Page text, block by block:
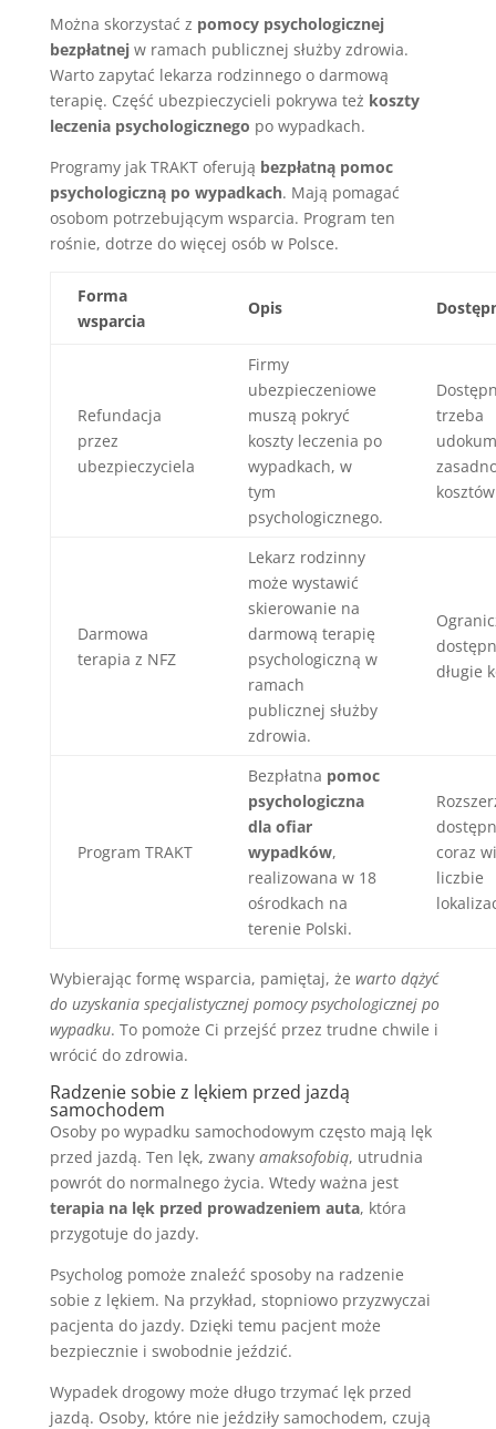
Można skorzystać z pomocy psychologicznej
bezpłatnejw ramach publicznej służby zdrowia.
Warto zapytać lekarza rodzinnego o darmową
terapię. Część ubezpieczycieli pokrywa też koszty
leczenia psychologicznego po wypadkach.
Programy jak TRAKT oferują bezpłatną pomoc
psychologiczną po wypadkach. Mają pomagać
osobom potrzebującym wsparcia. Program ten
rośnie, dotrze do więcej osób w Polsce.
Forma
wsparcia
Opis
Refundacja
przez
ubezpieczyciela
Firmy
ubezpieczeniowe
muszą pokryć
koszty leczenia po
wypadkach, w
tym
psychologicznego.
trzeba
Darmowa
terapia z NFZ
Lekarz rodzinny
może wystawić
skierowanie na
darmową terapię
psychologiczną w
ramach
publicznej służby
zdrowia.
długie
Program TRAKT
Bezpłatna pomoc
psychologiczna
dla ofiar
wypadków,
realizowana w 18
ośrodkach na
terenie Polski.
coraz
liczbie
Wybierając formę wsparcia, pamiętaj, że warto dążyć
do uzyskania specjalistycznej pomocy psychologicznej po
wypadku. To pomoże Ci przejść przez trudne chwile i
wrócić do zdrowia.
Radzenie sobie z lękiem przed jazdą
samochodem
Osoby po wypadku samochodowym często mają lęk
przed jazdą. Ten lęk, zwany amaksofobią, utrudnia
powrót do normalnego życia. Wtedy ważna jest
terapia na lęk przed prowadzeniem auta, która
przygotuje do jazdy.
Psycholog pomoże znaleźć sposoby na radzenie
sobie z lękiem. Na przykład, stopniowo przyzwyczai
pacjenta do jazdy. Dzięki temu pacjent może
bezpiecznie i swobodnie jeździć.
Wypadek drogowy może długo trzymać lęk przed
jazdą. Osoby, które nie jeździły samochodem, czują